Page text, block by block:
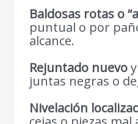
Baldosas rotas o
puntual o por
alcance.
Rejuntado nuevo
juntas negras o
Nivelación